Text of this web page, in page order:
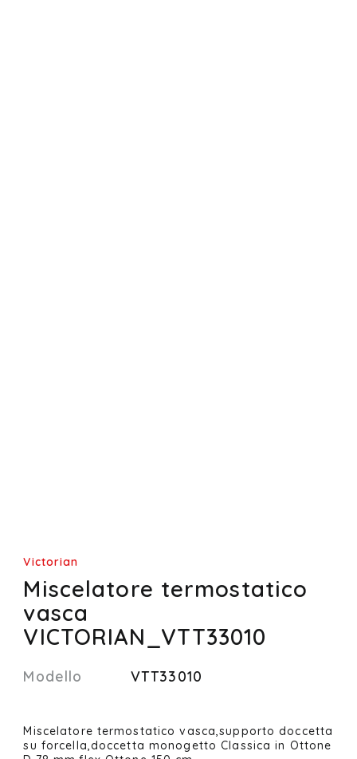
Victorian
Miscelatore termostatico
vasca
VICTORIAN_VTT33010
Modello VTT33010
Miscelatore termostatico vasca,supporto doccetta
su forcella,doccetta monogetto Classica in Ottone